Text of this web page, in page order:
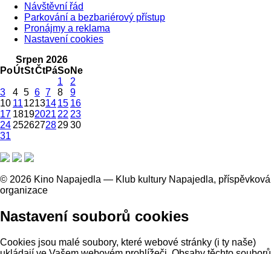
Návštěvní řád
Parkování a bezbariérový přístup
Pronájmy a reklama
Nastavení cookies
Srpen 2026
PoÚtStČt PáSoNe
1
2
3
4 5 6 7 8
9
10 1112131415 16
17 18192021 22 23
24 252627282930
31
© 2026 Kino Napajedla — Klub kultury Napajedla, příspěvková
organizace
Nastavení souborů cookies
Cookies jsou malé soubory, které webové stránky (i ty naše)